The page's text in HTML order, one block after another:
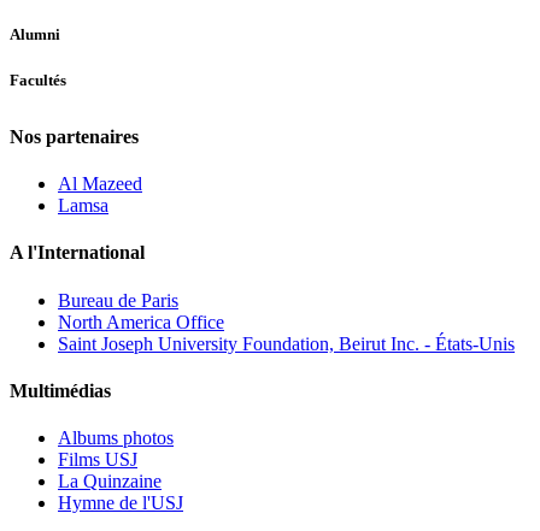
Alumni
Facultés
Nos partenaires
Al Mazeed
Lamsa
A l'International
Bureau de Paris
North America Office
Saint Joseph University Foundation, Beirut Inc. - États-Unis
Multimédias
Albums photos
Films USJ
La Quinzaine
Hymne de l'USJ